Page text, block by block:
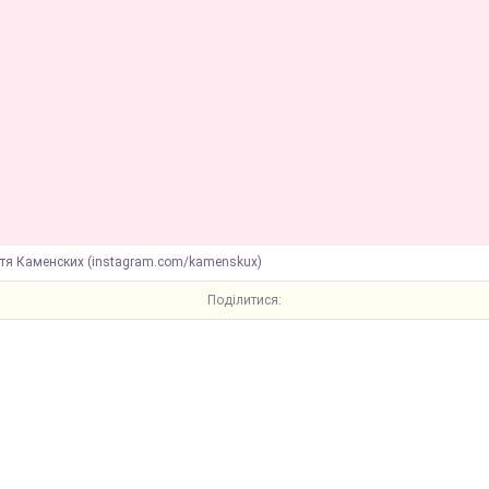
Каменских (instagram.com/kamenskux)
Поділитися: